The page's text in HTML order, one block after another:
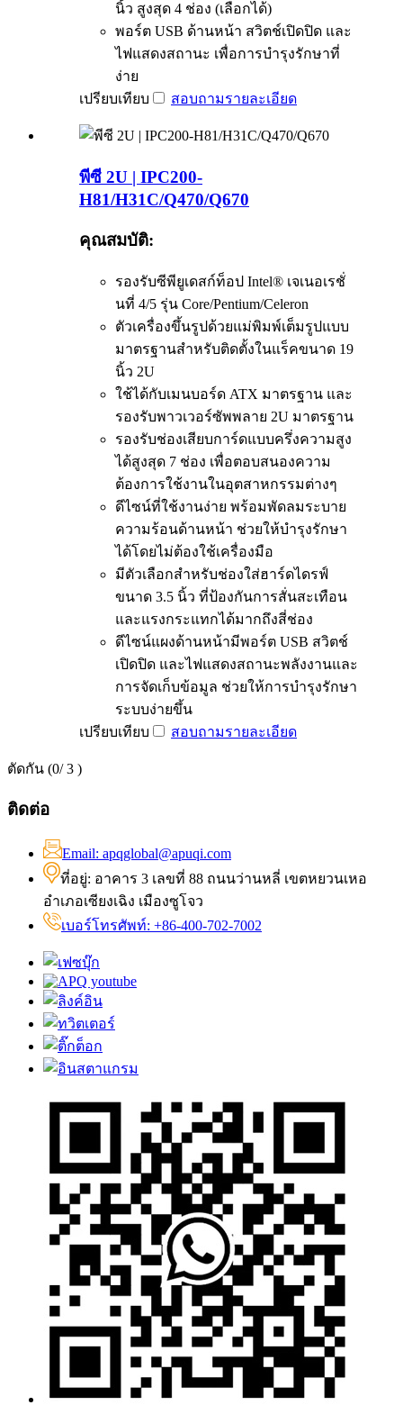
นิ้ว สูงสุด 4 ช่อง (เลือกได้)
พอร์ต USB ด้านหน้า สวิตช์เปิดปิด และ
ไฟแสดงสถานะ เพื่อการบำรุงรักษาที่
ง่าย
เปรียบเทียบ
สอบถามรายละเอียด
พีซี 2U | IPC200-
H81/H31C/Q470/Q670
คุณสมบัติ:
รองรับซีพียูเดสก์ท็อป Intel® เจเนอเรชั่
นที่ 4/5 รุ่น Core/Pentium/Celeron
ตัวเครื่องขึ้นรูปด้วยแม่พิมพ์เต็มรูปแบบ
มาตรฐานสำหรับติดตั้งในแร็คขนาด 19
นิ้ว 2U
ใช้ได้กับเมนบอร์ด ATX มาตรฐาน และ
รองรับพาวเวอร์ซัพพลาย 2U มาตรฐาน
รองรับช่องเสียบการ์ดแบบครึ่งความสูง
ได้สูงสุด 7 ช่อง เพื่อตอบสนองความ
ต้องการใช้งานในอุตสาหกรรมต่างๆ
ดีไซน์ที่ใช้งานง่าย พร้อมพัดลมระบาย
ความร้อนด้านหน้า ช่วยให้บำรุงรักษา
ได้โดยไม่ต้องใช้เครื่องมือ
มีตัวเลือกสำหรับช่องใส่ฮาร์ดไดรฟ์
ขนาด 3.5 นิ้ว ที่ป้องกันการสั่นสะเทือน
และแรงกระแทกได้มากถึงสี่ช่อง
ดีไซน์แผงด้านหน้ามีพอร์ต USB สวิตช์
เปิดปิด และไฟแสดงสถานะพลังงานและ
การจัดเก็บข้อมูล ช่วยให้การบำรุงรักษา
ระบบง่ายขึ้น
เปรียบเทียบ
สอบถามรายละเอียด
ตัดกัน (0/ 3 )
ติดต่อ
Email: apqglobal@apuqi.com
ที่อยู่: อาคาร 3 เลขที่ 88 ถนนว่านหลี่ เขตหยวนเหอ
อำเภอเซียงเฉิง เมืองซูโจว
เบอร์โทรศัพท์: +86-400-702-7002